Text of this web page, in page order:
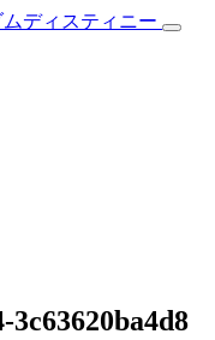
3c63620ba4d8